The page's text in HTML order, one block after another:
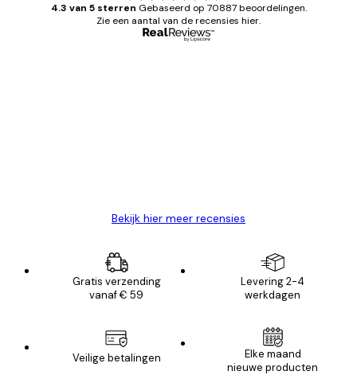
4.3 van 5 sterren Gebaseerd op 70887 beoordelingen.
Zie een aantal van de recensies hier.
Bekijk hier meer recensies
Gratis verzending
vanaf € 59
Levering 2-4
werkdagen
Veilige betalingen
Elke maand
nieuwe producten